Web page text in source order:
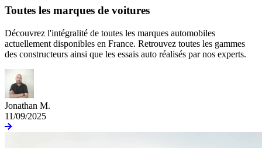
Toutes les marques de voitures
Découvrez l'intégralité de toutes les marques automobiles
actuellement disponibles en France. Retrouvez toutes les gammes
des constructeurs ainsi que les essais auto réalisés par nos experts.
Jonathan M.
11/09/2025